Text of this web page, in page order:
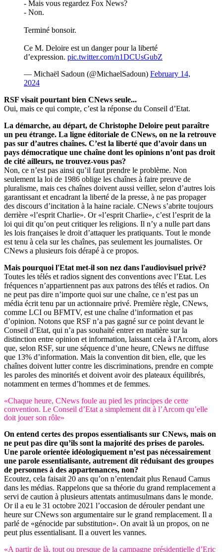
- Mais vous regardez Fox News?
- Non.
Terminé bonsoir.
Ce M. Deloire est un danger pour la liberté
d’expression. pic.twitter.com/n1DCUsGubZ
— Michaël Sadoun (@MichaelSadoun) February 14,
2024
RSF visait pourtant bien CNews seule...
Oui, mais ce qui compte, c’est la réponse du Conseil d’Etat.
La démarche, au départ, de Christophe Deloire peut paraître
un peu étrange. La ligne éditoriale de CNews, on ne la retrouve
pas sur d’autres chaînes. C’est la liberté que d’avoir dans un
pays démocratique une chaîne dont les opinions n’ont pas droit
de cité ailleurs, ne trouvez-vous pas?
Non, ce n’est pas ainsi qu’il faut prendre le problème. Non
seulement la loi de 1986 oblige les chaînes à faire preuve de
pluralisme, mais ces chaînes doivent aussi veiller, selon d’autres lois
garantissant et encadrant la liberté de la presse, à ne pas propager
des discours d’incitation à la haine raciale. CNews s’abrite toujours
derrière «l’esprit Charlie». Or «l’esprit Charlie», c’est l’esprit de la
loi qui dit qu’on peut critiquer les religions. Il n’y a nulle part dans
les lois françaises le droit d’attaquer les pratiquants. Tout le monde
est tenu à cela sur les chaînes, pas seulement les journalistes. Or
CNews a plusieurs fois dérapé à ce propos.
Mais pourquoi l'Etat met-il son nez dans l'audiovisuel privé?
Toutes les télés et radios signent des conventions avec l’Etat. Les
fréquences n’appartiennent pas aux patrons des télés et radios. On
ne peut pas dire n’importe quoi sur une chaîne, ce n’est pas un
média écrit tenu par un actionnaire privé. Première règle, CNews,
comme LCI ou BFMTV, est une chaîne d’information et pas
d’opinion. Notons que RSF n’a pas gagné sur ce point devant le
Conseil d’Etat, qui n’a pas souhaité entrer en matière sur la
distinction entre opinion et information, laissant cela à l'Arcom, alors
que, selon RSF, sur une séquence d’une heure, CNews ne diffuse
que 13% d’information. Mais la convention dit bien, elle, que les
chaînes doivent lutter contre les discriminations, prendre en compte
les paroles des minorités et doivent avoir des plateaux équilibrés,
notamment en termes d’hommes et de femmes.
«Chaque heure, CNews foule au pied les principes de cette
convention. Le Conseil d’Etat a simplement dit à l’Arcom qu’elle
doit jouer son rôle»
On entend certes des propos essentialisants sur CNews, mais on
ne peut pas dire qu’ils sont la majorité des prises de paroles.
Une parole orientée idéologiquement n’est pas nécessairement
une parole essentialisante, autrement dit réduisant des groupes
de personnes à des appartenances, non?
Ecoutez, cela faisait 20 ans qu’on n’entendait plus Renaud Camus
dans les médias. Rappelons que sa théorie du grand remplacement a
servi de caution à plusieurs attentats antimusulmans dans le monde.
Or il a eu le 31 octobre 2021 l’occasion de dérouler pendant une
heure sur CNews son argumentaire sur le grand remplacement. Il a
parlé de «génocide par substitution». On avait là un propos, on ne
peut plus essentialisant. Il a ouvert les vannes.
«A partir de là, tout ou presque de la campagne présidentielle d’Eric